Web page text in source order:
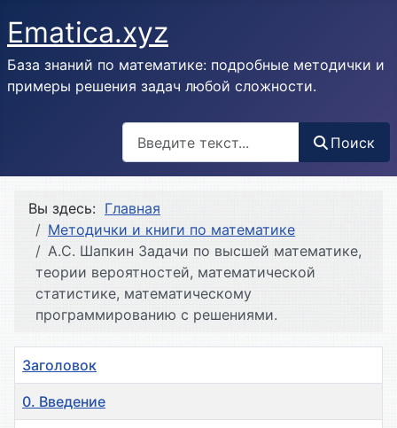
Ematica.xyz
База знаний по математике: подробные методички и
примеры решения задач любой сложности.
Поиск
Вы здесь: Главная
Методички и книги по математике
А.С. Шапкин Задачи по высшей математике,
теории вероятностей, математической
статистике, математическому
программированию с решениями.
Заголовок
0. Введение